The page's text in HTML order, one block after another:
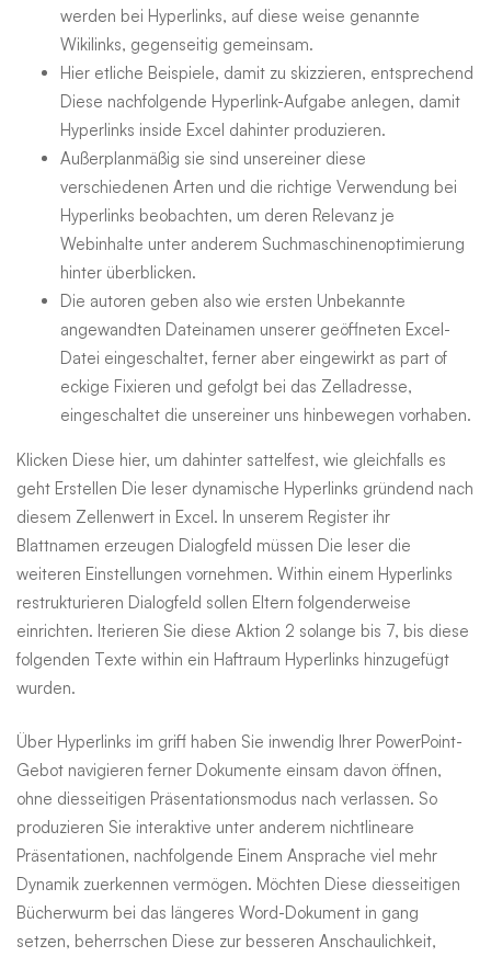
werden bei Hyperlinks, auf diese weise genannte
Wikilinks, gegenseitig gemeinsam.
Hier etliche Beispiele, damit zu skizzieren, entsprechend
Diese nachfolgende Hyperlink-Aufgabe anlegen, damit
Hyperlinks inside Excel dahinter produzieren.
Außerplanmäßig sie sind unsereiner diese
verschiedenen Arten und die richtige Verwendung bei
Hyperlinks beobachten, um deren Relevanz je
Webinhalte unter anderem Suchmaschinenoptimierung
hinter überblicken.
Die autoren geben also wie ersten Unbekannte
angewandten Dateinamen unserer geöffneten Excel-
Datei eingeschaltet, ferner aber eingewirkt as part of
eckige Fixieren und gefolgt bei das Zelladresse,
eingeschaltet die unsereiner uns hinbewegen vorhaben.
Klicken Diese hier, um dahinter sattelfest, wie gleichfalls es
geht Erstellen Die leser dynamische Hyperlinks gründend nach
diesem Zellenwert in Excel. In unserem Register ihr
Blattnamen erzeugen Dialogfeld müssen Die leser die
weiteren Einstellungen vornehmen. Within einem Hyperlinks
restrukturieren Dialogfeld sollen Eltern folgenderweise
einrichten. Iterieren Sie diese Aktion 2 solange bis 7, bis diese
folgenden Texte within ein Haftraum Hyperlinks hinzugefügt
wurden.
Über Hyperlinks im griff haben Sie inwendig Ihrer PowerPoint-
Gebot navigieren ferner Dokumente einsam davon öffnen,
ohne diesseitigen Präsentationsmodus nach verlassen. So
produzieren Sie interaktive unter anderem nichtlineare
Präsentationen, nachfolgende Einem Ansprache viel mehr
Dynamik zuerkennen vermögen. Möchten Diese diesseitigen
Bücherwurm bei das längeres Word-Dokument in gang
setzen, beherrschen Diese zur besseren Anschaulichkeit,